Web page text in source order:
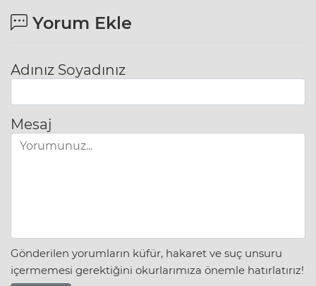
Yorum Ekle
Adınız Soyadınız
Mesaj
Gönderilen yorumların küfür, hakaret ve suç unsuru
içermemesi gerektiğini okurlarımıza önemle hatırlatırız!